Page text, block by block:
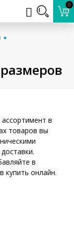
0
в
товаров вы
в
купить онлайн.